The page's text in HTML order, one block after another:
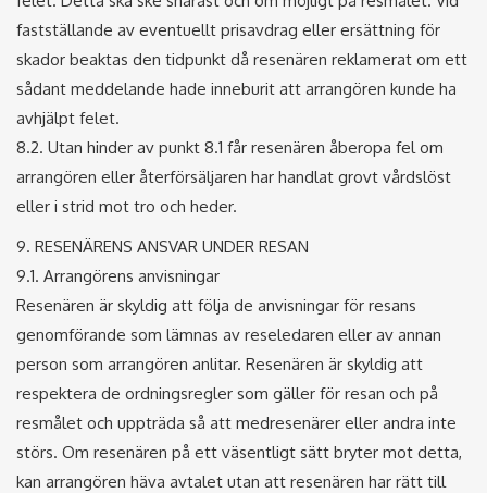
fastställande av eventuellt prisavdrag eller ersättning för
skador beaktas den tidpunkt då resenären reklamerat om ett
sådant meddelande hade inneburit att arrangören kunde ha
avhjälpt felet.
8.2. Utan hinder av punkt 8.1 får resenären åberopa fel om
arrangören eller återförsäljaren har handlat grovt vårdslöst
eller i strid mot tro och heder.
9. RESENÄRENS ANSVAR UNDER RESAN
9.1. Arrangörens anvisningar
Resenären är skyldig att följa de anvisningar för resans
genomförande som lämnas av reseledaren eller av annan
person som arrangören anlitar. Resenären är skyldig att
respektera de ordningsregler som gäller för resan och på
resmålet och uppträda så att medresenärer eller andra inte
störs. Om resenären på ett väsentligt sätt bryter mot detta,
kan arrangören häva avtalet utan att resenären har rätt till